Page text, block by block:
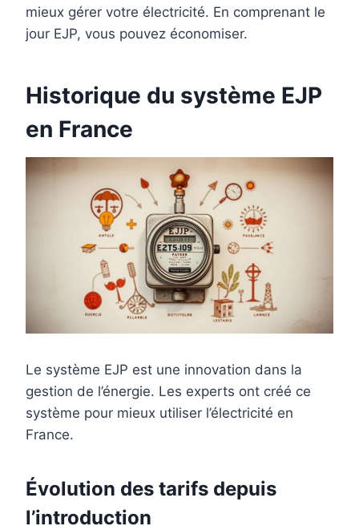
mieux gérer votre électricité. En comprenant le
jour EJP, vous pouvez économiser.
Historique du système EJP
en France
Le système EJP est une innovation dans la
gestion de l’énergie. Les experts ont créé ce
système pour mieux utiliser l’électricité en
France.
Évolution des tarifs depuis
l’introduction